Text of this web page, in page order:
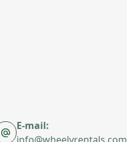
E-mail: